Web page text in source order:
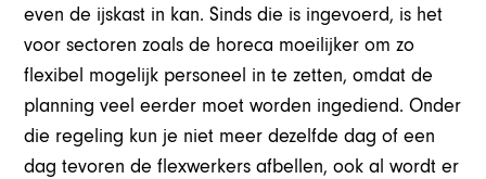
even de ijskast in kan. Sinds die is ingevoerd, is het
voor sectoren zoals de horeca moeilijker om zo
flexibel mogelijk personeel in te zetten, omdat de
planning veel eerder moet worden ingediend. Onder
die regeling kun je niet meer dezelfde dag of een
dag tevoren de flexwerkers afbellen, ook al wordt er